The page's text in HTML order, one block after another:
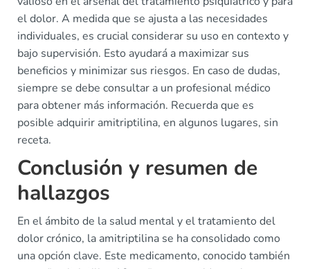
el dolor. A medida que se ajusta a las necesidades
individuales, es crucial considerar su uso en contexto y
bajo supervisión. Esto ayudará a maximizar sus
beneficios y minimizar sus riesgos. En caso de dudas,
siempre se debe consultar a un profesional médico
para obtener más información. Recuerda que es
posible adquirir amitriptilina, en algunos lugares, sin
receta.
Conclusión y resumen de
hallazgos
En el ámbito de la salud mental y el tratamiento del
dolor crónico, la amitriptilina se ha consolidado como
una opción clave. Este medicamento, conocido también